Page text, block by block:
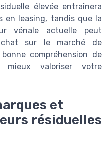
élevée entraînera
en leasing, tandis que la
vénale actuelle peut
sur le marché de
compréhension de
valoriser votre
et
résiduelles